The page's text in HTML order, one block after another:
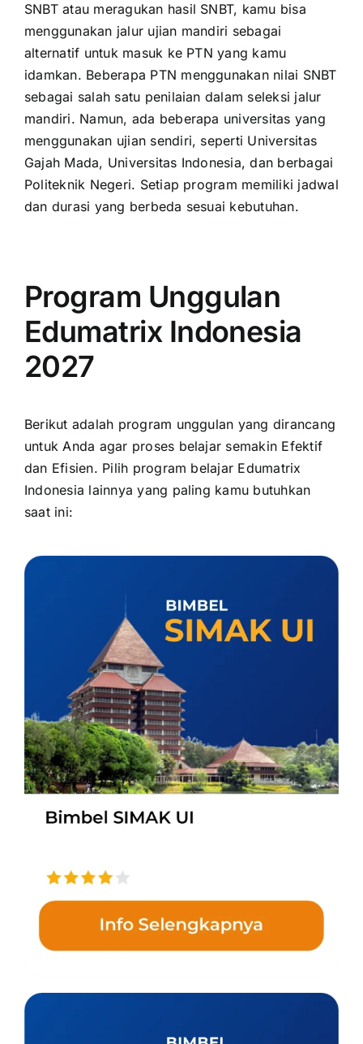
SNBT atau meragukan hasil SNBT, kamu bisa
menggunakan jalur ujian mandiri sebagai
alternatif untuk masuk ke PTN yang kamu
idamkan. Beberapa PTN menggunakan nilai SNBT
sebagai salah satu penilaian dalam seleksi jalur
mandiri. Namun, ada beberapa universitas yang
menggunakan ujian sendiri, seperti Universitas
Gajah Mada, Universitas Indonesia, dan berbagai
Politeknik Negeri. Setiap program memiliki jadwal
dan durasi yang berbeda sesuai kebutuhan.
Program Unggulan
Edumatrix Indonesia
2027
Berikut adalah program unggulan yang dirancang
untuk Anda agar proses belajar semakin Efektif
dan Efisien. Pilih program belajar Edumatrix
Indonesia lainnya yang paling kamu butuhkan
saat ini: